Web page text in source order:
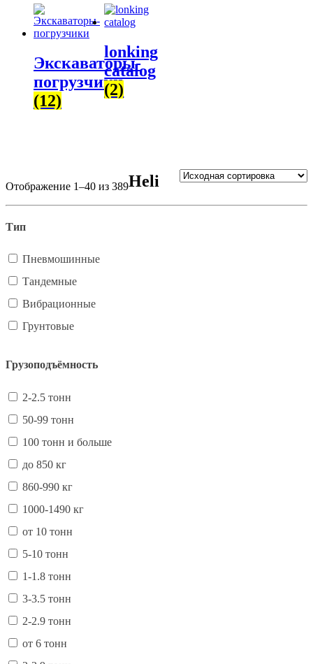
Экскаваторы-
погрузчики
(12)
lonking
catalog
(2)
Отображение 1–40 из 389Heli
Тип
Пневмошинные
Тандемные
Вибрационные
Грунтовые
Грузоподъёмность
2-2.5 тонн
50-99 тонн
100 тонн и больше
до 850 кг
860-990 кг
1000-1490 кг
от 10 тонн
5-10 тонн
1-1.8 тонн
3-3.5 тонн
2-2.9 тонн
от 6 тонн